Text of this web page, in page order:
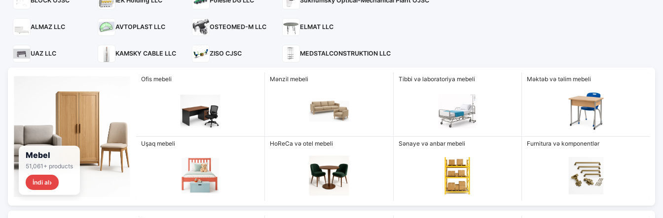
ALMAZ LLC
UAZ LLC
AVTOPLAST LLC
KAMSKY CABLE LLC
OSTEOMED-M LLC
ZISO CJSC
ELMAT LLC
MEDSTALCONSTRUKTION LLC
Mebel
51,061+ products
İndi al
Ofis mebeli Mənzil mebeli Tibbi və laboratoriya mebeli Məktəb və təlim mebeli
Uşaq mebeli HoReCa və otel mebeli Sənaye və anbar mebeli Furnitura və komponentlər